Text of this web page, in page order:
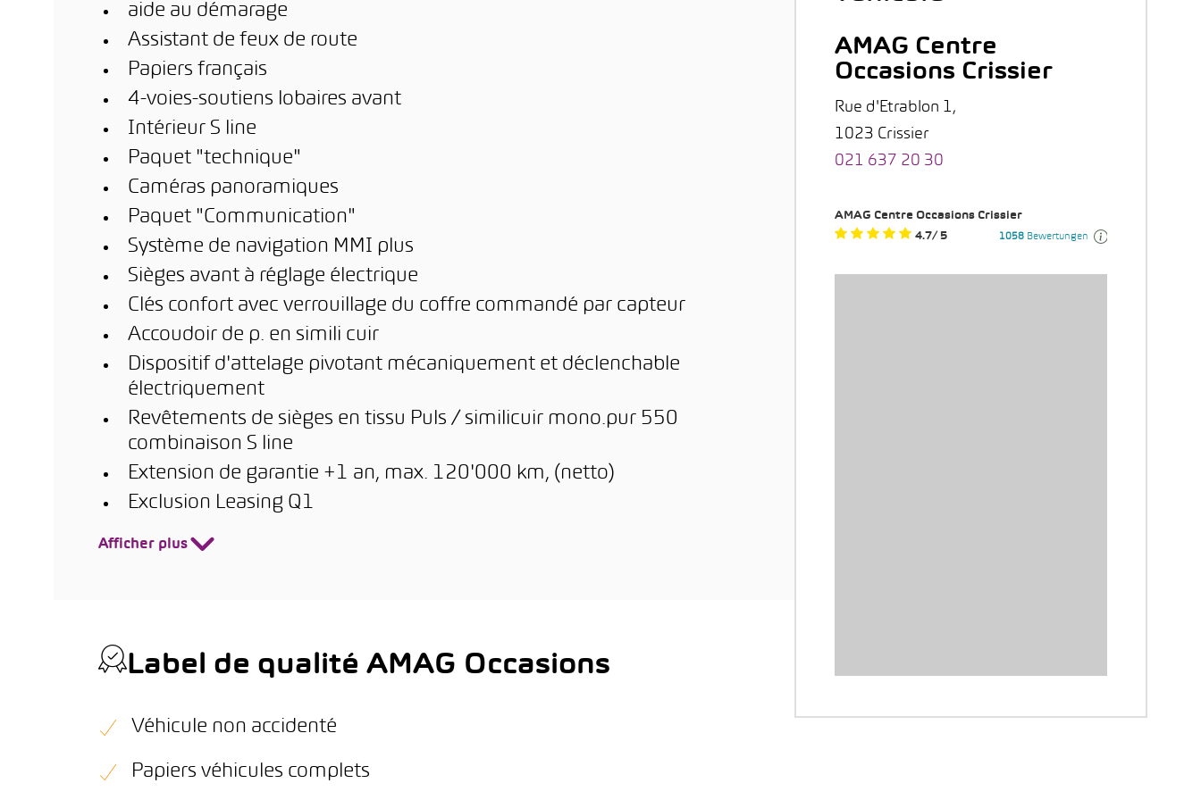
aide au démarage
Assistant de feux de route
Papiers français
4-voies-soutiens lobaires avant
Intérieur S line
Paquet "technique"
Caméras panoramiques
Paquet "Communication"
Système de navigation MMI plus
Sièges avant à réglage électrique
Clés confort avec verrouillage du coffre commandé par capteur
Accoudoir de p. en simili cuir
Dispositif d'attelage pivotant mécaniquement et déclenchable
électriquement
Revêtements de sièges en tissu Puls / similicuir mono.pur 550
combinaison S line
Extension de garantie +1 an, max. 120'000 km, (netto)
Exclusion Leasing Q1
Afficher plus
Label de qualité AMAG Occasions
Véhicule non accidenté
Papiers véhicules complets
AMAG Centre
Occasions Crissier
Rue d'Etrablon 1,
1023 Crissier
021 637 20 30